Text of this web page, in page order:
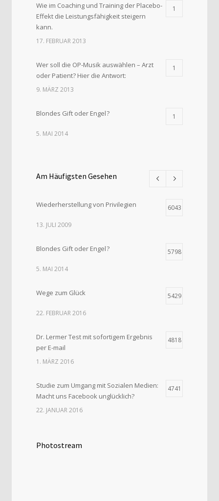
Wie im Coaching und Training der Placebo-
Effekt die Leistungsfähigkeit steigern
kann.
1
17. FEBRUAR 2013
Wer soll die OP-Musik auswählen – Arzt
oder Patient? Hier die Antwort:
1
9. MÄRZ 2013
Blondes Gift oder Engel ? 1
5. MAI 2014
Am Häufigsten Gesehen
Wiederherstellung von Privilegien 6043
13. JULI 2009
Blondes Gift oder Engel ? 5798
5. MAI 2014
Wege zum Glück 5429
22. FEBRUAR 2016
Dr. Lermer Test mit sofortigem Ergebnis
per E-mail
4818
1. MÄRZ 2016
Studie zum Umgang mit Sozialen Medien:
Macht uns Facebook unglücklich?
4741
22. JANUAR 2016
Photostream